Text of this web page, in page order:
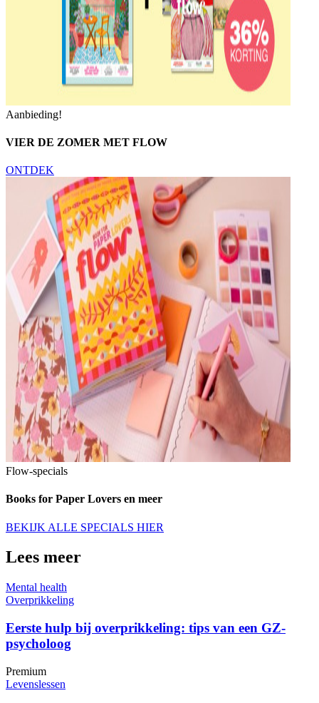
Aanbieding!
VIER DE ZOMER MET FLOW
ONTDEK
Flow-specials
Books for Paper Lovers en meer
BEKIJK ALLE SPECIALS HIER
Lees meer
Mental health
Overprikkeling
Eerste hulp bij overprikkeling: tips van een GZ-
psycholoog
Premium
Levenslessen